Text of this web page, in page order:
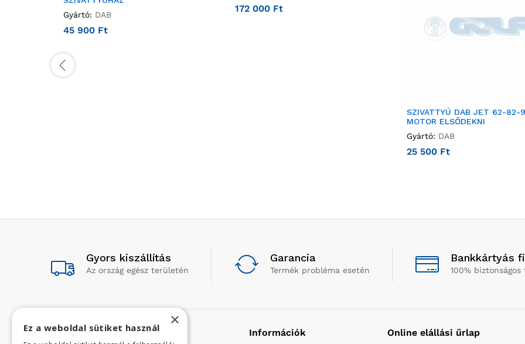
Gyártó: DAB
45 900 Ft
172 000 Ft
SZIVATTYÚ DAB JET 62-82-
MOTOR ELSŐDEKNI
Gyártó: DAB
25 500 Ft
Gyors kiszállítás
Az ország egész területén
Garancia
Termék probléma esetén
Bankkártyás
100% biztonságos
Rólunk Információk Online elállási űrlap
×
Ez a weboldal sütiket használ